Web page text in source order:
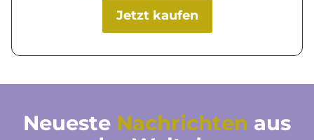
Jetzt kaufen
Neueste Nachrichten aus